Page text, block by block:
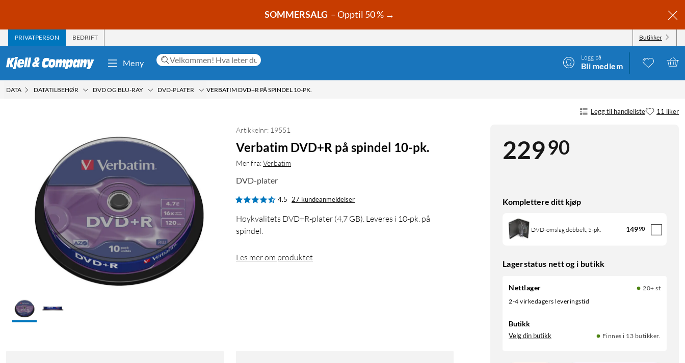
SOMMERSALG – Opptil 50 % →
PRIVATPERSON BEDRIFT Butikker
Meny
Logg på
Bli medlem
DATA DATATILBEHØR DVD OG BLU-RAY DVD-PLATER VERBATIM DVD+R PÅ SPINDEL 10-PK.
Legg til handleliste 11 liker
22990
Komplettere ditt kjøp
DVD-omslag dobbelt, 5-pk. 14990
Lagerstatus nett og i butikk
Nettlager
20+ st
2-4 virkedagers leveringstid
Butikk
Velg din butikk Finnes i 13 butikker.
Artikkelnr: 19551
Verbatim DVD+R på spindel 10-pk.
Mer fra:Verbatim
DVD-plater
4.5 27 kundeanmeldelser
Høykvalitets DVD+R-plater (4,7 GB). Leveres i 10-pk. på
spindel.
Les mer om produktet